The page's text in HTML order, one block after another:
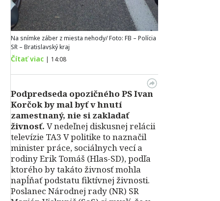
Na snímke záber z miesta nehody/ Foto: FB – Polícia
SR – Bratislavský kraj
Čítať viac | 14:08
Podpredseda opozičného PS Ivan
Korčok by mal byť v hnutí
zamestnaný, nie si zakladať
živnosť. V nedeľnej diskusnej relácii
televízie TA3 V politike to naznačil
minister práce, sociálnych vecí a
rodiny Erik Tomáš (Hlas-SD), podľa
ktorého by takáto živnosť mohla
napĺňať podstatu fiktívnej živnosti.
Poslanec Národnej rady (NR) SR